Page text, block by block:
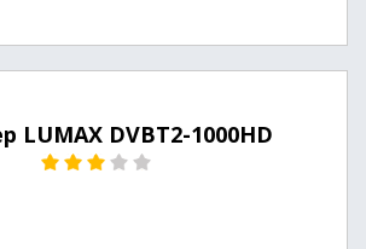
LUMAX DVBT2-1000HD